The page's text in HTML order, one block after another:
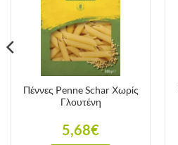
Πέννες Penne Schar Χωρίς
Γλουτένη
5,68€